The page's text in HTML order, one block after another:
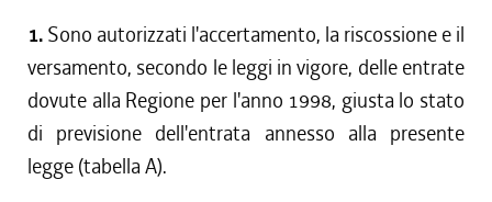
1. Sono autorizzati l'accertamento, la riscossione e il
versamento, secondo le leggi in vigore, delle entrate
dovute alla Regione per l'anno 1998, giusta lo stato
di previsione dell'entrata annesso alla presente
legge (tabella A).